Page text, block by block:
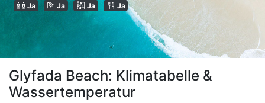
Ja Ja Ja Ja
Glyfada Beach: Klimatabelle &
Wassertemperatur